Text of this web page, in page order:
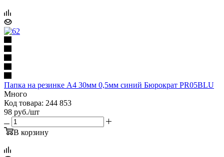
Папка на резинке A4 30мм 0,5мм синий Бюрократ PR05BLU
Много
Код товара: 244 853
98 руб./шт
В корзину